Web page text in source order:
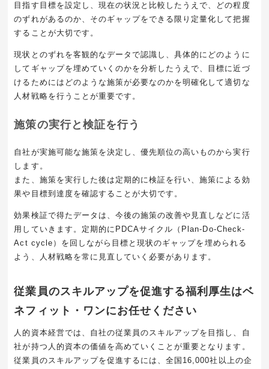
目指す目標を設定し、現在の状況と比較したうえで、どの程度
のずれがあるのか、そのギャップをできる限り定量化して把握
することが大切です。
現状とのずれを客観的なデータで認識し、具体的にどのように
してギャップを埋めていくのかを分析したうえで、目標に近づ
けるためにはどのような施策が必要なのかを明確化して適切な
人材戦略を行うことが重要です。
施策の実行と検証を行う
自社が実施可能な施策を決定し、優先順位の高いものから実行
します。
また、施策を実行した後は定期的に検証を行い、施策による効
果や目標到達度を確認することが大切です。
効果検証で得たデータは、今後の施策の改善や見直しなどに活
用していきます。定期的にPDCAサイクル（Plan-Do-Check-
Act cycle）を回しながら目標と現状のギャップを埋められる
よう、人材戦略を常に見直していく必要があります。
従業員のスキルアップを促進する福利厚生はベ
ネフィット・ワンにお任せください
人的資本経営では、自社の従業員のスキルアップを目指し、自
社が持つ人的資本の価値を高めていくことが重要となります。
従業員のスキルアップを促進するには、全国16,000社以上の企